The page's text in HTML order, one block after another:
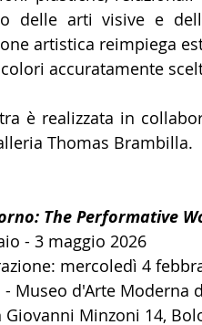
delle arti visive e
artistica reimpiega
accuratamente
è realizzata in
Thomas Brambilla.
The Performative
- 3 maggio 2026
mercoledì 4
- Museo d'Arte Moderna
Giovanni Minzoni 14,